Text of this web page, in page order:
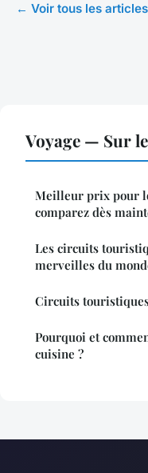
← Voir tous les
Voyage — Sur
Meilleur prix pour
comparez dès
Les circuits
merveilles du
Circuits
Pourquoi et
cuisine ?